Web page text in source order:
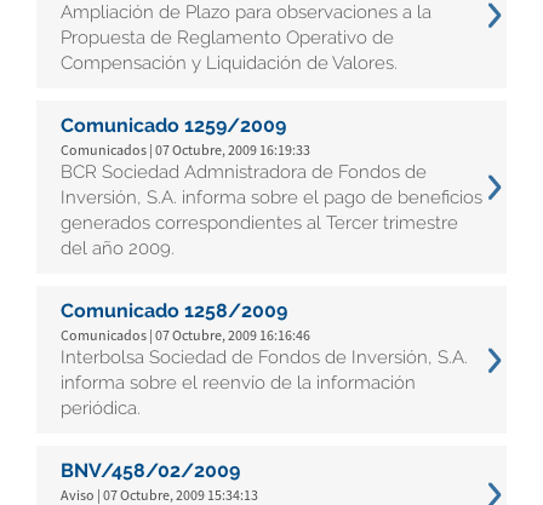
Ampliación de Plazo para observaciones a la
Propuesta de Reglamento Operativo de
Compensación y Liquidación de Valores.
Comunicado 1259/2009
Comunicados | 07 Octubre, 2009 16:19:33
BCR Sociedad Admnistradora de Fondos de
Inversión, S.A. informa sobre el pago de beneficios
generados correspondientes al Tercer trimestre
del año 2009.
Comunicado 1258/2009
Comunicados | 07 Octubre, 2009 16:16:46
Interbolsa Sociedad de Fondos de Inversión, S.A.
informa sobre el reenvío de la información
periódica.
BNV/458/02/2009
Aviso | 07 Octubre, 2009 15:34:13